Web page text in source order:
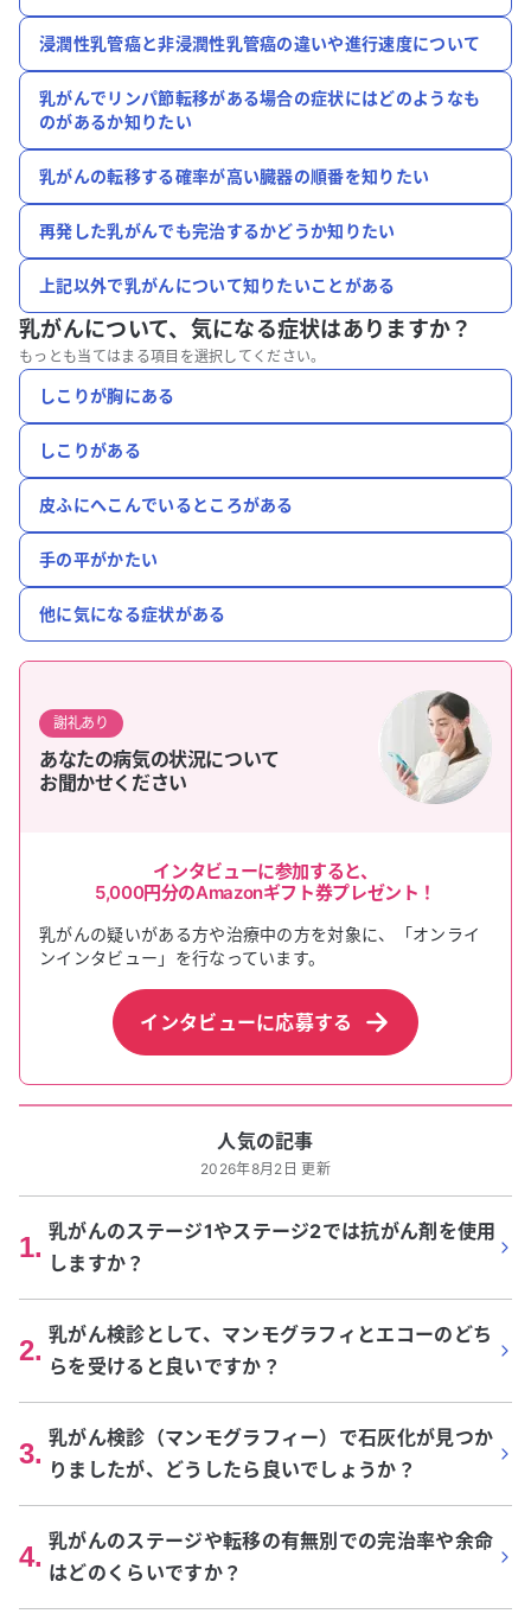
浸潤性乳管癌と非浸潤性乳管癌の違いや進行速度について
乳がんでリンパ節転移がある場合の症状にはどのようなも
のがあるか知りたい
乳がんの転移する確率が高い臓器の順番を知りたい
再発した乳がんでも完治するかどうか知りたい
上記以外で乳がんについて知りたいことがある
乳がんについて、 気になる症状はありますか？
もっとも当てはまる項目を選択してください。
しこりが胸にある
しこりがある
皮ふにへこんでいるところがある
手の平がかたい
他に気になる症状がある
謝礼あり
あなたの病気の状況について
お聞かせください
インタビューに参加すると、
5,000円分のAmazonギフト券プレゼント！
乳がんの疑いがある方や治療中の方を対象に、「オンライ
ンインタビュー」を行なっています。
インタビューに応募する
人気の記事
2026年8月2日 更新
1. 乳がんのステージ1やステージ2では抗がん剤を使用
しますか？
2. 乳がん検診として、マンモグラフィとエコーのどち
らを受けると良いですか？
3. 乳がん検診（マンモグラフィー）で石灰化が見つか
りましたが、どうしたら良いでしょうか？
4. 乳がんのステージや転移の有無別での完治率や余命
はどのくらいですか？